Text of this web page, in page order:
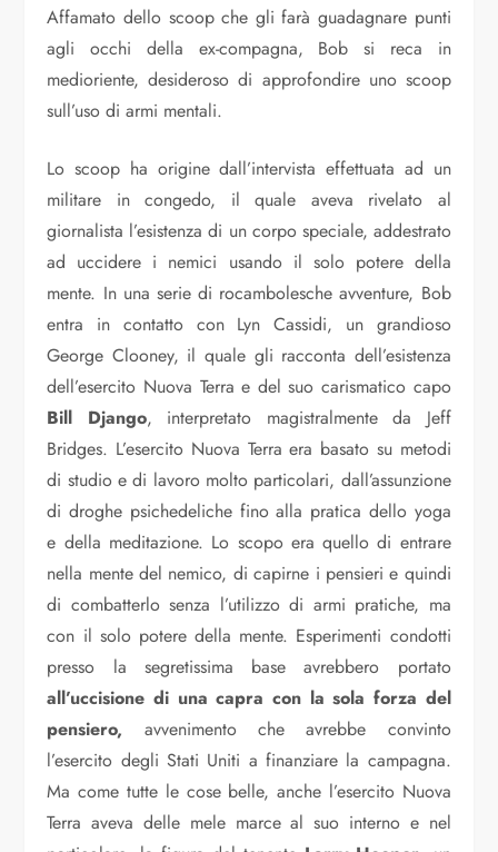
Affamato dello scoop che gli farà guadagnare punti
agli occhi della ex-compagna, Bob si reca in
medioriente, desideroso di approfondire uno scoop
sull’uso di armi mentali.
Lo scoop ha origine dall’intervista effettuata ad un
militare in congedo, il quale aveva rivelato al
giornalista l’esistenza di un corpo speciale, addestrato
ad uccidere i nemici usando il solo potere della
mente. In una serie di rocambolesche avventure, Bob
entra in contatto con Lyn Cassidi, un grandioso
George Clooney, il quale gli racconta dell’esistenza
dell’esercito Nuova Terra e del suo carismatico capo
Bill Django, interpretato magistralmente da Jeff
Bridges. L’esercito Nuova Terra era basato su metodi
di studio e di lavoro molto particolari, dall’assunzione
di droghe psichedeliche fino alla pratica dello yoga
e della meditazione. Lo scopo era quello di entrare
nella mente del nemico, di capirne i pensieri e quindi
di combatterlo senza l’utilizzo di armi pratiche, ma
con il solo potere della mente. Esperimenti condotti
presso la segretissima base avrebbero portato
all’uccisione di una capra con la sola forza del
pensiero, avvenimento che avrebbe convinto
l’esercito degli Stati Uniti a finanziare la campagna.
Ma come tutte le cose belle, anche l’esercito Nuova
Terra aveva delle mele marce al suo interno e nel